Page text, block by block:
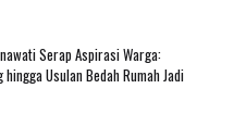
Serap Aspirasi Warga:
hingga Usulan Bedah Rumah Jadi